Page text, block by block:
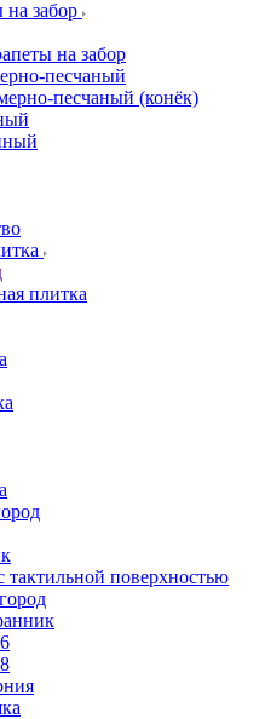
забор
на забор
песчаный
песчаный (конёк)
плитка
тактильной поверхностью